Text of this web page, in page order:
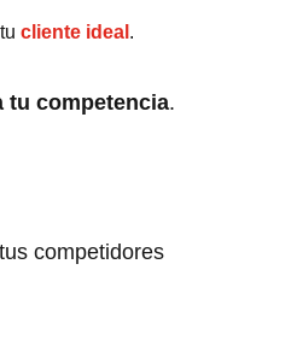
cliente ideal .
tu competencia.
tus competidores